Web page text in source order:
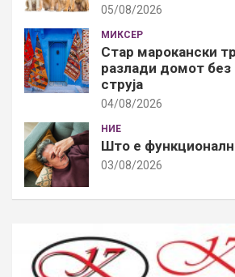
05/08/2026
МИКСЕР
Стар марокански
разлади домот
струја
04/08/2026
НИЕ
Што е
03/08/2026